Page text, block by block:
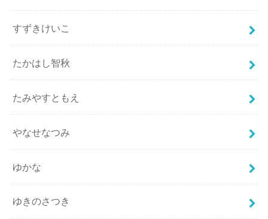
すずきけいこ
たかはし智秋
たみやすともえ
やなせなつみ
ゆかな
ゆきのさつき